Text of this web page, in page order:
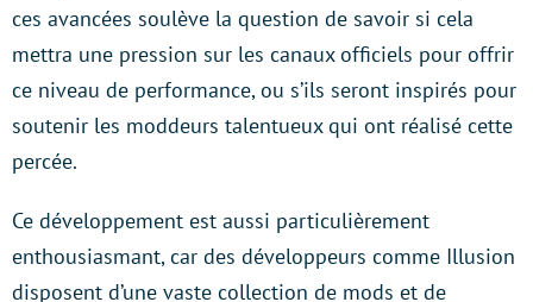
ces avancées soulève la question de savoir si cela
mettra une pression sur les canaux officiels pour offrir
ce niveau de performance, ou s’ils seront inspirés pour
soutenir les moddeurs talentueux qui ont réalisé cette
percée.
Ce développement est aussi particulièrement
enthousiasmant, car des développeurs comme Illusion
disposent d’une vaste collection de mods et de